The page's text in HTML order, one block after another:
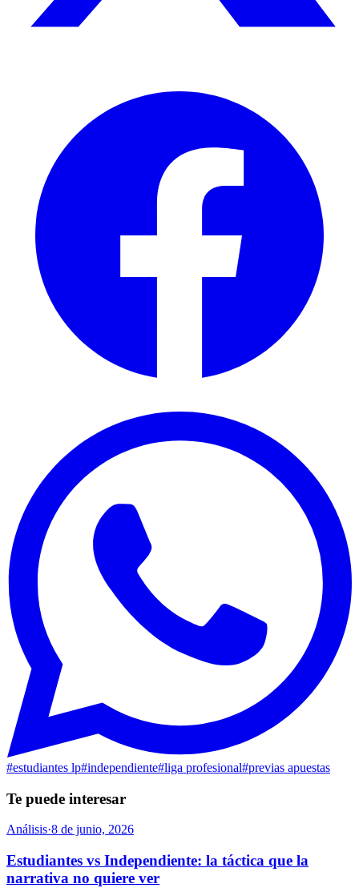
#estudiantes lp#independiente#liga profesional#previas apuestas
Te puede interesar
Análisis·8 de junio, 2026
Estudiantes vs Independiente: la táctica que la
narrativa no quiere ver